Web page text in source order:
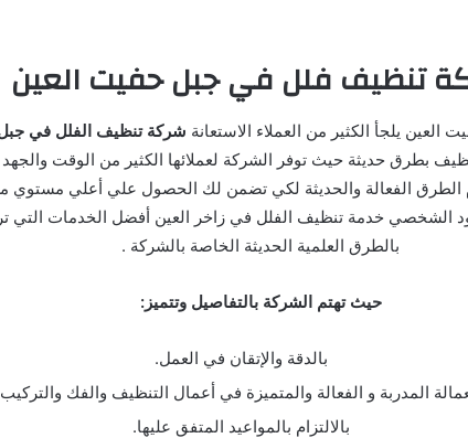
تنظيف فلل في جبل حفيت العين
يلجأ الكثير من العملاء الاستعانة شركة تنظيف الفلل في
بطرق حديثة حيث توفر الشركة لعملائها الكثير من الوقت
الفعالة والحديثة لكي تضمن لك الحصول علي أعلي مستوي
الشخصي خدمة تنظيف الفلل في زاخر العين أفضل الخدمات التي
بالطرق العلمية الحديثة الخاصة بالشركة .
حيث تهتم الشركة بالتفاصيل وتتميز:
بالدقة والإتقان في العمل.
المدربة و الفعالة والمتميزة في أعمال التنظيف والفك
بالالتزام بالمواعيد المتفق عليها.